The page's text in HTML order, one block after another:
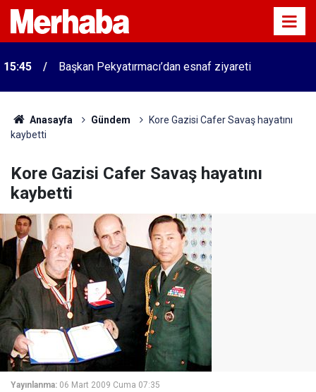
15:45 Başkan Pekyatırmacı’dan esnaf ziyareti
Anasayfa Gündem
Kore Gazisi Cafer Savaş hayatını
kaybetti
Kore Gazisi Cafer Savaş hayatını
kaybetti
Yayınlanma: 06 Mart 2009 Cuma 07:35